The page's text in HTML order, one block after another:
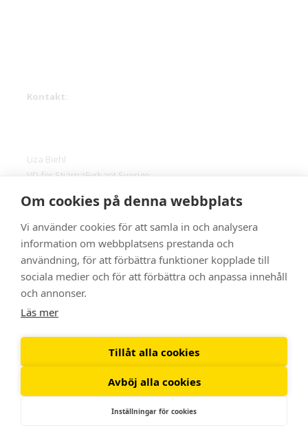
Om cookies på denna webbplats
Vi använder cookies för att samla in och analysera
information om webbplatsens prestanda och
användning, för att förbättra funktioner kopplade till
sociala medier och för att förbättra och anpassa innehåll
och annonser.
Läs mer
Tillåt alla cookies
Avböj alla cookies
Inställningar för cookies
Kontakt:
Liza Biehl
VD för StjärnaFyrkant Sverige
0705-91 30 03
Kenneth Norberg
VD för Docero och Docero StjärnaFyrkant
kenneth.norberg@docero.se